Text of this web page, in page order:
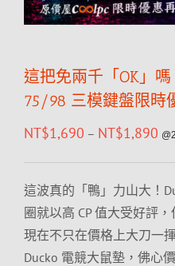
這把免兩千「OK」
75/98 三模鍵盤限時
NT$1,690 – NT$1,890
這波真的「鴨」力山大！
圈就以高 CP 值大受好評
現在不只在價格上大刀一
Ducko 電競大鼠墊，佛心